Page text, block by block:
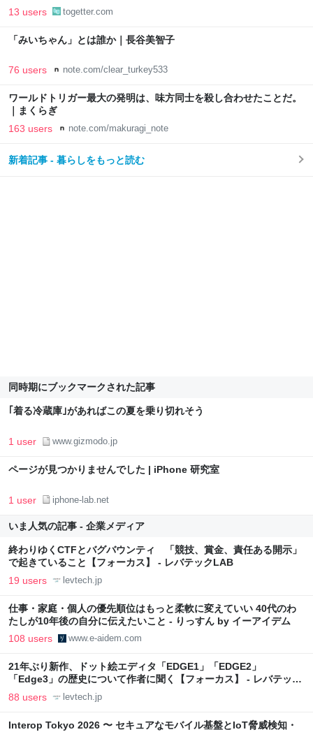
いのでは？
13 users togetter.com
「みいちゃん」とは誰か｜長谷美智子
76 users note.com/clear_turkey533
ワールドトリガー最大の発明は、味方同士を殺し合わせたことだ。
｜まくらぎ
163 users note.com/makuragi_note
新着記事 - 暮らしをもっと読む
同時期にブックマークされた記事
｢着る冷蔵庫｣があればこの夏を乗り切れそう
1 user www.gizmodo.jp
ページが見つかりませんでした | iPhone 研究室
1 user iphone-lab.net
いま人気の記事 - 企業メディア
終わりゆくCTFとバグバウンティ 「競技、賞金、責任ある開示」
で起きていること【フォーカス】 - レバテックLAB
19 users levtech.jp
仕事・家庭・個人の優先順位はもっと柔軟に変えていい 40代のわ
たしが10年後の自分に伝えたいこと - りっすん by イーアイデム
108 users www.e-aidem.com
21年ぶり新作、ドット絵エディタ「EDGE1」「EDGE2」
「Edge3」の歴史について作者に聞く【フォーカス】 - レバテック
LAB
88 users levtech.jp
Interop Tokyo 2026 〜 セキュアなモバイル基盤とIoT脅威検知・